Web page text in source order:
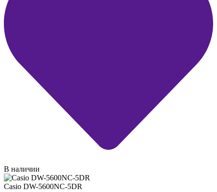
В наличии
Casio DW-5600NC-5DR